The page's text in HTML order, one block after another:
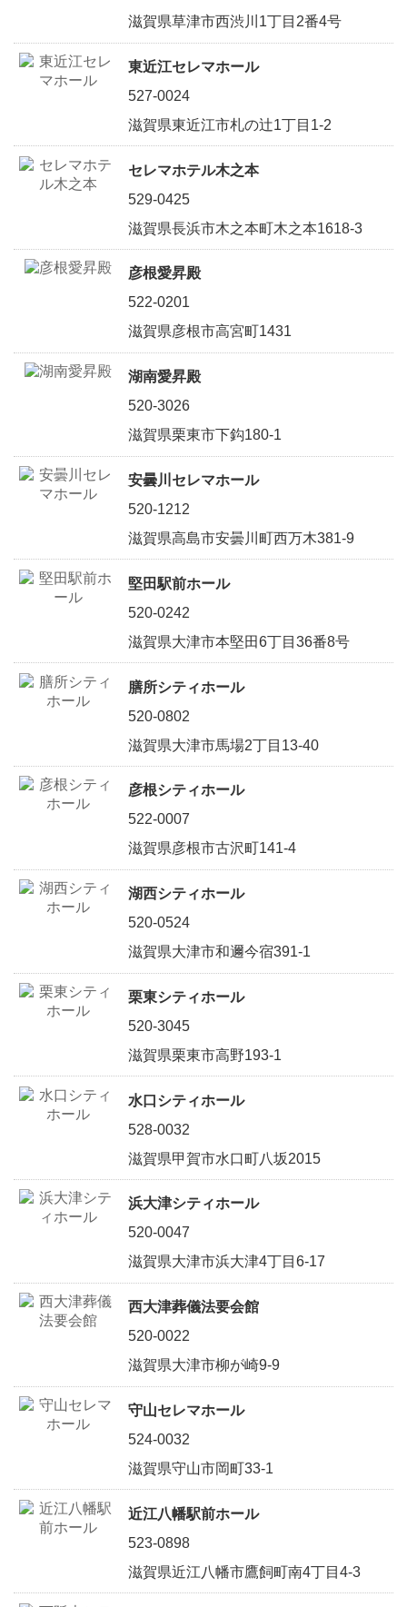
滋賀県草津市西渋川1丁目2番4号
東近江セレマホール
527-0024
滋賀県東近江市札の辻1丁目1-2
セレマホテル木之本
529-0425
滋賀県長浜市木之本町木之本1618-3
彦根愛昇殿
522-0201
滋賀県彦根市高宮町1431
湖南愛昇殿
520-3026
滋賀県栗東市下鈎180-1
安曇川セレマホール
520-1212
滋賀県高島市安曇川町西万木381-9
堅田駅前ホール
520-0242
滋賀県大津市本堅田6丁目36番8号
膳所シティホール
520-0802
滋賀県大津市馬場2丁目13-40
彦根シティホール
522-0007
滋賀県彦根市古沢町141-4
湖西シティホール
520-0524
滋賀県大津市和邇今宿391-1
栗東シティホール
520-3045
滋賀県栗東市高野193-1
水口シティホール
528-0032
滋賀県甲賀市水口町八坂2015
浜大津シティホール
520-0047
滋賀県大津市浜大津4丁目6-17
西大津葬儀法要会館
520-0022
滋賀県大津市柳が崎9-9
守山セレマホール
524-0032
滋賀県守山市岡町33-1
近江八幡駅前ホール
523-0898
滋賀県近江八幡市鷹飼町南4丁目4-3